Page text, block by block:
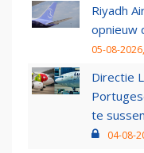
Riyadh
opnieuw
05-08-
Directie
te sussen
04-08-